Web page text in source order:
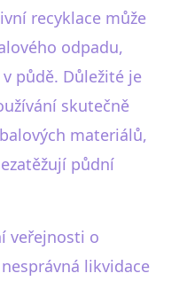
recyklace může
odpadu,
půdě. Důležité je
skutečně
materiálů,
půdní
veřejnosti o
likvidace